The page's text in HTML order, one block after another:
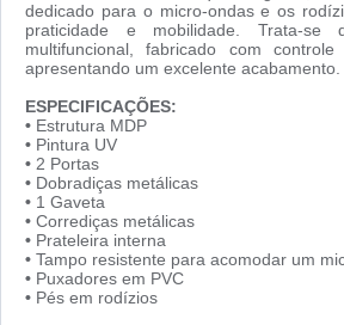
dedicado para o micro-ondas e os
praticidade e mobilidade. Trata-se
multifuncional, fabricado com
apresentando um excelente acabamento.
ESPECIFICAÇÕES:
• Estrutura MDP
• Pintura UV
• 2 Portas
• Dobradiças metálicas
• 1 Gaveta
• Corrediças metálicas
• Prateleira interna
• Tampo resistente para acomodar um
• Puxadores em PVC
• Pés em rodízios